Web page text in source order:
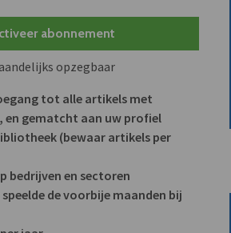
abonnement
opzegbaar
tot alle artikels met
en gematcht aan uw profiel
(bewaar artikels per
bedrijven en sectoren
de voorbije maanden bij